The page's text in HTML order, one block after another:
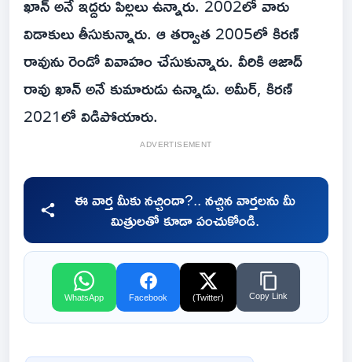
విడాకులు తీసుకున్నారు. ఆ తర్వాత 2005లో కిరణ్
రావును రెండో వివాహం చేసుకున్నారు. వీరికి ఆజాద్
రావు ఖాన్ అనే కుమారుడు ఉన్నాడు. అమీర్, కిరణ్
2021లో విడిపోయారు.
ADVERTISEMENT
ఈ వార్త మీకు నచ్చిందా?.. నచ్చిన వార్తలను మీ
మిత్రులతో కూడా పంచుకోండి.
WhatsApp Facebook (Twitter) Copy Link